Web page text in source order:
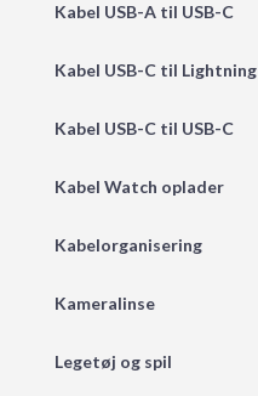
Kabel USB-A til USB-C
Kabel USB-C til Lightning
Kabel USB-C til USB-C
Kabel Watch oplader
Kabelorganisering
Kameralinse
Legetøj og spil